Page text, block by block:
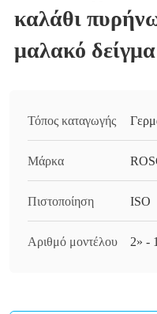
καλάθι
μαλακό δείγμα
Τόπος καταγωγής
Μάρκα
Πιστοποίηση ISO
Αριθμό μοντέλου 2» -